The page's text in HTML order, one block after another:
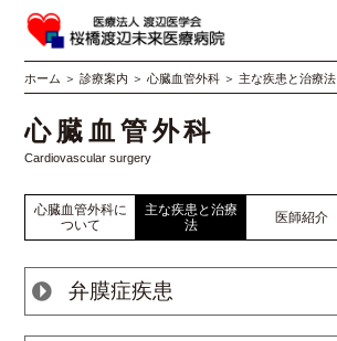
ホーム ＞診療案内 ＞心臓血管外科 ＞主な疾患と治療法
心臓血管外科
Cardiovascular surgery
心臓血管外科に
ついて
主な疾患と治療
法
医師紹介
弁膜症疾患